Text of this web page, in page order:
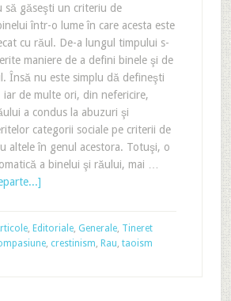
să găseşti un criteriu de
într-o lume în care acesta este
cu răul. De-a lungul timpului s-
maniere de a defini binele şi de
Însă nu este simplu dă defineşti
iar de multe ori, din nefericire,
a condus la abuzuri şi
categorii sociale pe criterii de
altele în genul acestora. Totuşi, o
a binelui şi răului, mai …
, Editoriale, Generale, Tineret
, crestinism, Rau, taoism